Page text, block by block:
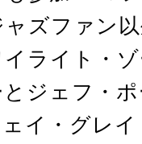
ズファン
ライト・
ジェフ・
イ・グレ